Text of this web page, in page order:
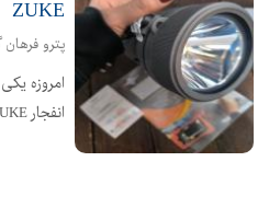
ZUKE
پترو
امروزه
این